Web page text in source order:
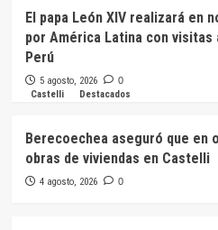
El papa León XIV realizará en
por América Latina con visitas
Perú
5 agosto, 2026 0
Castelli Destacados
Berecoechea aseguró que en
obras de viviendas en Castelli
4 agosto, 2026 0